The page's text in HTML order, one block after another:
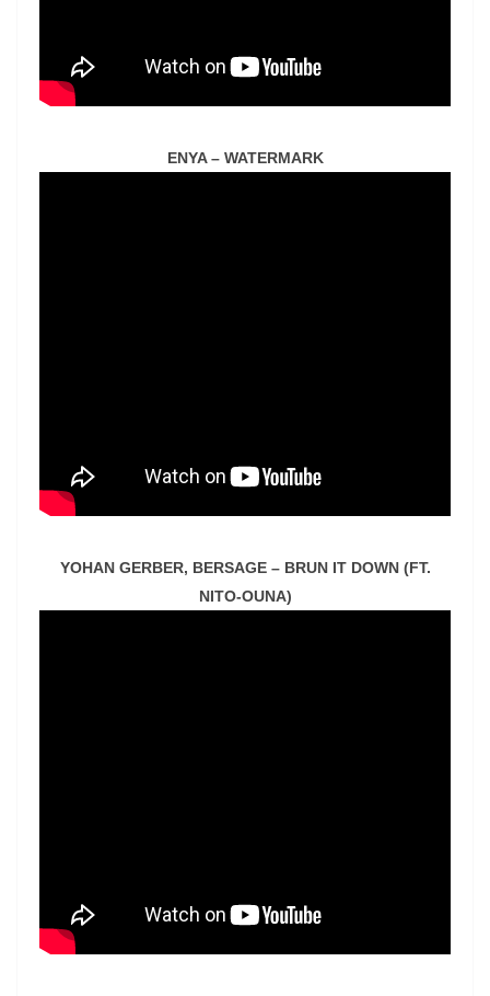
ENYA – WATERMARK
YOHAN GERBER, BERSAGE – BRUN IT DOWN (FT.
NITO-OUNA)